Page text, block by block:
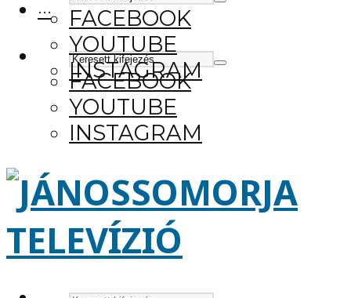
FACEBOOK
YOUTUBE
INSTAGRAM
···
FACEBOOK
YOUTUBE
INSTAGRAM